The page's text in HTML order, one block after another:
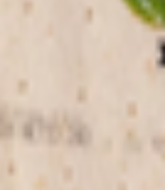
стабилизатор (глицирин Е422),
кальция Е282),
защитной атмосфере.